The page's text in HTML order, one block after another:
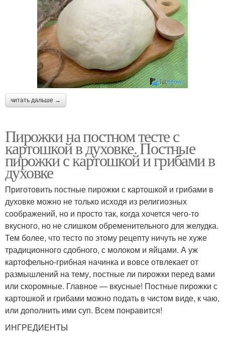
читать дальше →
Пирожки на постном тесте с
картошкой в духовке. Постные
пирожки с картошкой и грибами в
духовке
Приготовить постные пирожки с картошкой и грибами в
духовке можно не только исходя из религиозных
соображений, но и просто так, когда хочется чего-то
вкусного, но не слишком обременительного для желудка.
Тем более, что тесто по этому рецепту ничуть не хуже
традиционного сдобного, с молоком и яйцами. А уж
картофельно-грибная начинка и вовсе отвлекает от
размышлений на тему, постные ли пирожки перед вами
или скоромные. Главное — вкусные! Постные пирожки с
картошкой и грибами можно подать в чистом виде, к чаю,
или дополнить ими суп. Всем понравится!
ИНГРЕДИЕНТЫ